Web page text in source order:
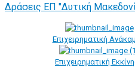
Δράσεις ΕΠ "Δυτική
Επιχειρηματική
Επιχειρηματική